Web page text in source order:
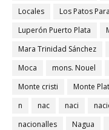
Locales
Los Patos
Luperón Puerto Plata
Mara Trinidad Sánchez
Moca
mons. Nouel
Monte cristi
Monte
n
nac naci
nacionalles
Nagua